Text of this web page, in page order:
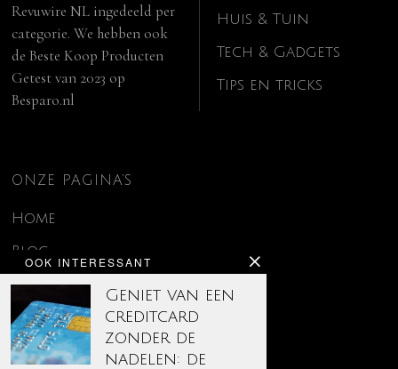
OOK INTERESSANT
Geniet van een
creditcard
zonder de
nadelen: de
Revuwire NL ingedeeld per
categorie. We hebben ook
deBeste Koop Producten
Getest van 2023 op
Besparo.nl
Huis & Tuin
Tech & Gadgets
Tips en tricks
ONZE PAGINA’S
Home
Blog
Contact
Disclaimer
Over ons